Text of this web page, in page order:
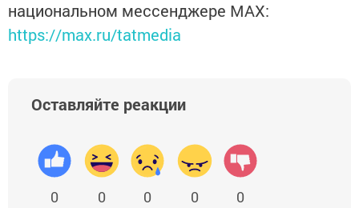
национальном мессенджере MАХ:
https://max.ru/tatmedia
Оставляйте реакции
0 0 0 0 0